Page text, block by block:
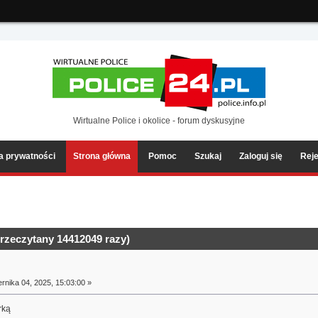
Wirtualne Police i okolice - forum dyskusyjne
prywatności Strona główna Pomoc Szukaj Zaloguj się
14412049 razy)
04, 2025, 15:03:00 »